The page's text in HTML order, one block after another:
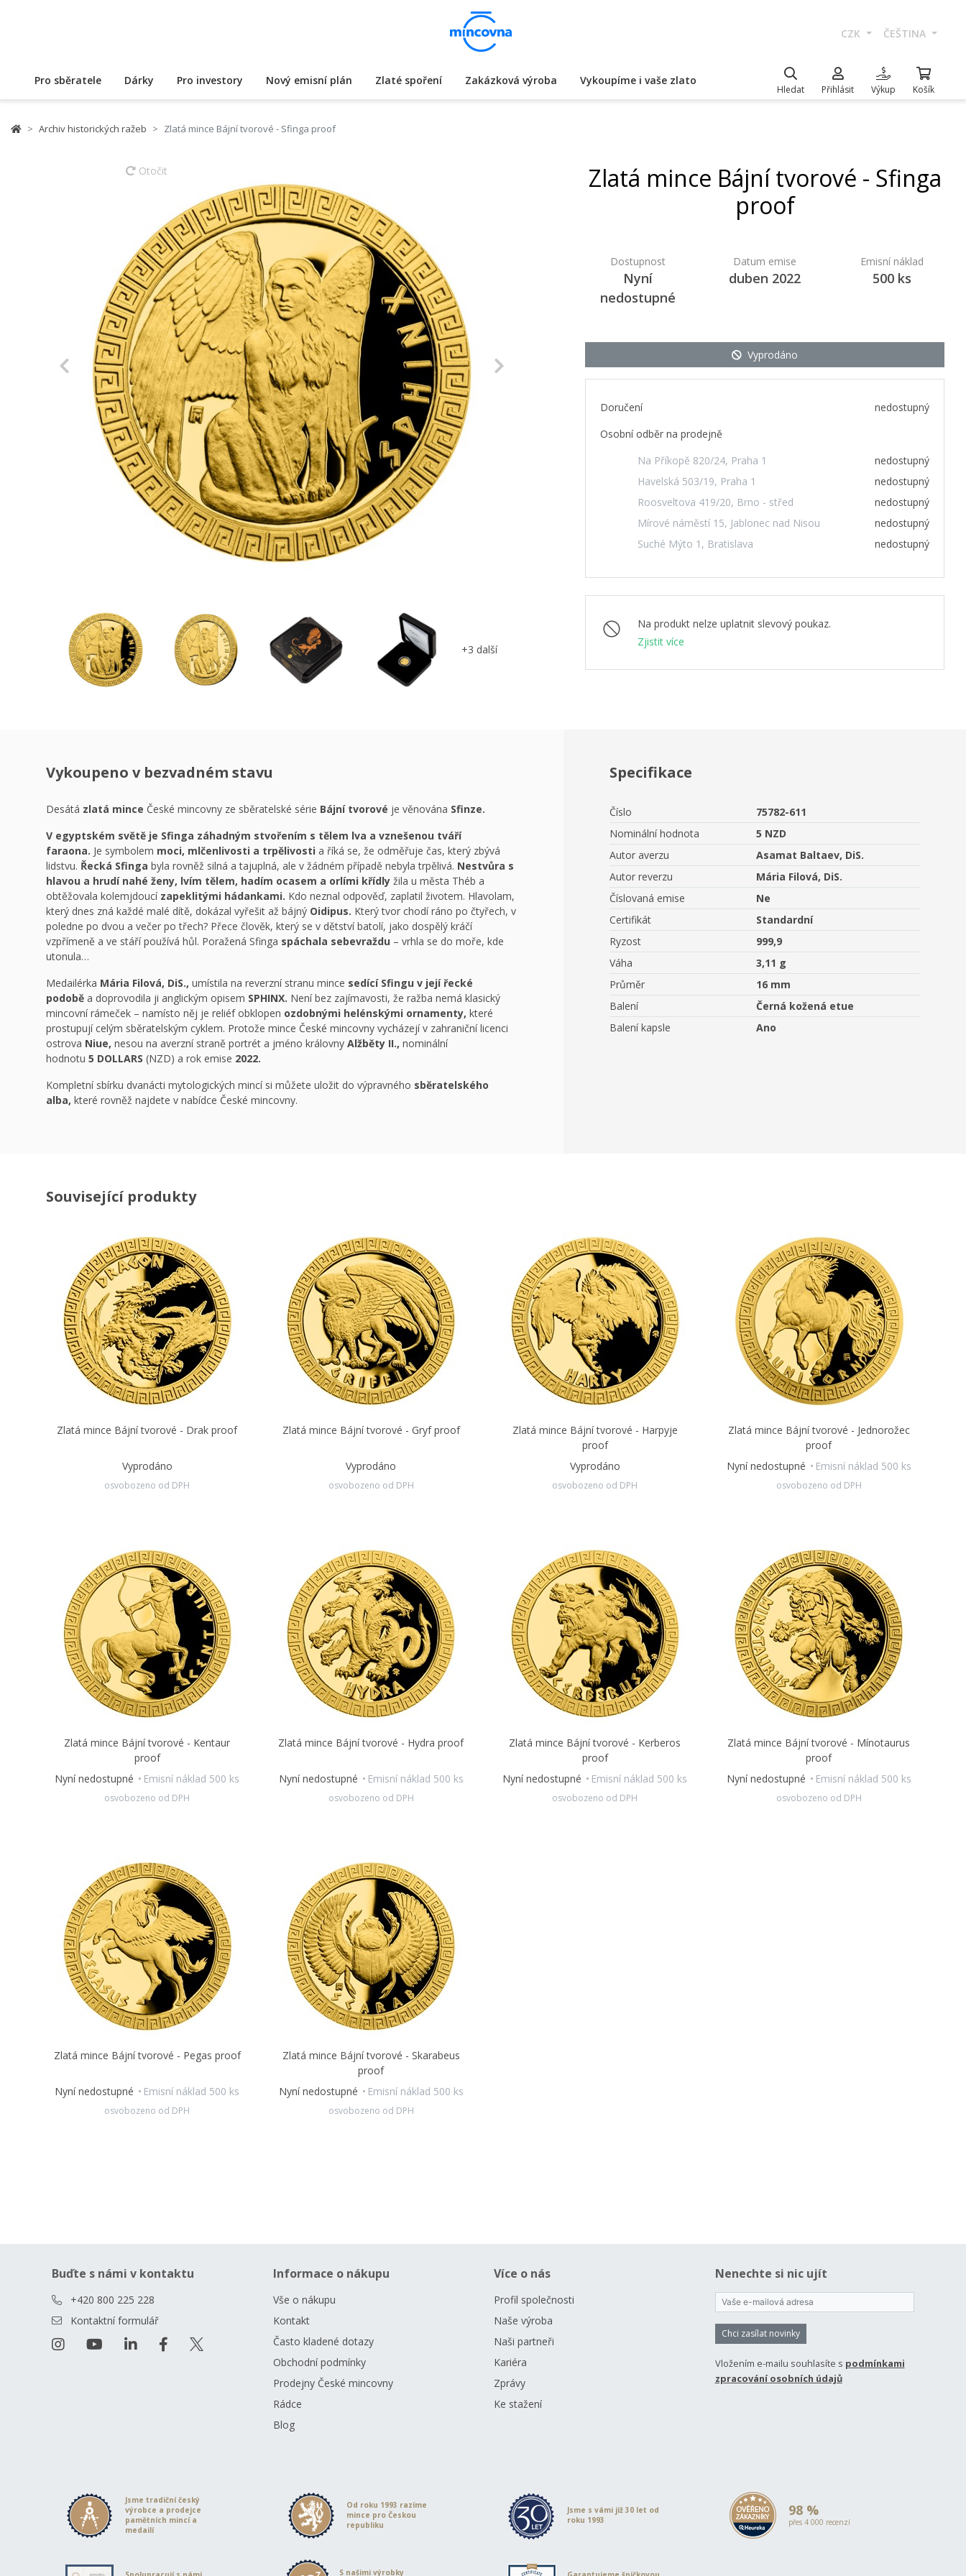
CZK ČEŠTINA
Pro sběratele Dárky Pro investory Nový emisní plán Zlaté spoření Zakázková výroba Vykoupíme i vaše zlato
Hledat Přihlásit Výkup Košík
Archiv historických ražeb Zlatá mince Bájní tvorové - Sfinga proof
Otočit
Previous
+3 další
Zlatá mince Bájní tvorové - Sfinga
proof
Dostupnost
Nyní
nedostupné
Datum emise
duben 2022
Emisní náklad
500 ks
Vyprodáno
Doručení
nedostupný
Osobní odběr na prodejně
Na Příkopě 820/24, Praha 1
nedostupný
Havelská 503/19, Praha 1
nedostupný
Roosveltova 419/20, Brno - střed
nedostupný
Mírové náměstí 15, Jablonec nad Nisou
nedostupný
Suché Mýto 1, Bratislava
nedostupný
Na produkt nelze uplatnit slevový poukaz.
Zjistit více
Vykoupeno v bezvadném stavu
Desátá zlatá mince České mincovny ze sběratelské série Bájní tvorové je věnována Sfinze.
V egyptském světě je Sfinga záhadným stvořením s tělem lva a vznešenou tváří
faraona. Je symbolem moci, mlčenlivosti a trpělivosti a říká se, že odměřuje čas, který zbývá
lidstvu. Řecká Sfinga byla rovněž silná a tajuplná, ale v žádném případě nebyla trpělivá. Nestvůra s
hlavou a hrudí nahé ženy, lvím tělem, hadím ocasem a orlími křídly žila u města Théb a
obtěžovala kolemjdoucí zapeklitými hádankami. Kdo neznal odpověď, zaplatil životem. Hlavolam,
který dnes zná každé malé dítě, dokázal vyřešit až bájný Oidipus. Který tvor chodí ráno po čtyřech, v
poledne po dvou a večer po třech? Přece člověk, který se v dětství batolí, jako dospělý kráčí
vzpřímeně a ve stáří používá hůl. Poražená Sfinga spáchala sebevraždu – vrhla se do moře, kde
utonula…
Medailérka Mária Filová, DiS., umístila na reverzní stranu mince sedící Sfingu v její řecké
podobě a doprovodila ji anglickým opisem SPHINX. Není bez zajímavosti, že ražba nemá klasický
mincovní rámeček – namísto něj je reliéf obklopen ozdobnými helénskými ornamenty, které
prostupují celým sběratelským cyklem. Protože mince České mincovny vycházejí v zahraniční licenci
ostrova Niue, nesou na averzní straně portrét a jméno královny Alžběty II., nominální
hodnotu 5 DOLLARS (NZD) a rok emise 2022.
Kompletní sbírku dvanácti mytologických mincí si můžete uložit do výpravného sběratelského
alba, které rovněž najdete v nabídce České mincovny.
Specifikace
Číslo
75782-611
Nominální hodnota
5 NZD
Autor averzu
Asamat Baltaev, DiS.
Autor reverzu
Mária Filová, DiS.
Číslovaná emise
Ne
Certifikát
Standardní
Ryzost
999,9
Váha
3,11 g
Průměr
16 mm
Balení
Černá kožená etue
Balení kapsle
Ano
Související produkty
Zlatá mince Bájní tvorové - Drak proof
Vyprodáno
osvobozeno od DPH
Zlatá mince Bájní tvorové - Gryf proof
Vyprodáno
osvobozeno od DPH
Zlatá mince Bájní tvorové - Harpyje
proof
Vyprodáno
osvobozeno od DPH
Zlatá mince Bájní tvorové - Jednorožec
proof
Nyní nedostupné
Emisní náklad 500 ks
osvobozeno od DPH
Zlatá mince Bájní tvorové - Kentaur
proof
Nyní nedostupné
Emisní náklad 500 ks
osvobozeno od DPH
Zlatá mince Bájní tvorové - Hydra proof
Nyní nedostupné Emisní náklad 500 ks
osvobozeno od DPH
Zlatá mince Bájní tvorové - Kerberos
proof
Nyní nedostupné
Emisní náklad 500 ks
osvobozeno od DPH
Zlatá mince Bájní tvorové - Mínotaurus
proof
Nyní nedostupné
Emisní náklad 500 ks
osvobozeno od DPH
Zlatá mince Bájní tvorové - Pegas proof
Nyní nedostupné Emisní náklad 500 ks
osvobozeno od DPH
Zlatá mince Bájní tvorové - Skarabeus
proof
Nyní nedostupné
Emisní náklad 500 ks
osvobozeno od DPH
Buďte s námi v kontaktu
+420 800 225 228
Kontaktní formulář
Informace o nákupu
Vše o nákupu
Kontakt
Často kladené dotazy
Obchodní podmínky
Prodejny České mincovny
Rádce
Blog
Více o nás
Profil společnosti
Naše výroba
Naši partneři
Kariéra
Zprávy
Ke stažení
Nenechte si nic ujít
Chci zasílat novinky
Vložením e-mailu souhlasíte s podmínkami
zpracování osobních údajů
Jsme tradiční český
výrobce a prodejce
pamětních mincí a
medailí
Od roku 1993 razíme
mince pro Českou
republiku
Jsme s vámi již 30 let od
roku 1993
98 %
přes 4 000 recenzí
S našimi výrobky